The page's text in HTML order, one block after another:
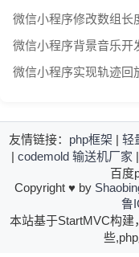
微信小程序修改数组长
微信小程序背景音乐开
微信小程序实现轨迹回
友情链接： php框架 | 轻
| codemold 输送机厂家 |
百度
Copyright ♥ by
鲁
本站基于StartMVC构建
些